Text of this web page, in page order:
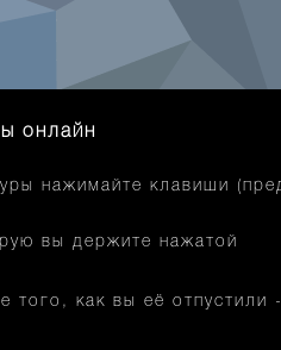
онлайн
нажимайте клавиши
вы держите нажатой
того, как вы её отпустили